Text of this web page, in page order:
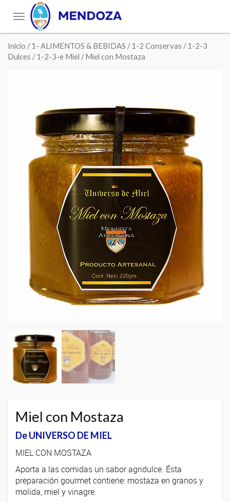
Toggle
navigation
Inicio /1- ALIMENTOS & BEBIDAS /1-2 Conservas /1-2-3
Dulces /1-2-3-e Miel / Miel con Mostaza
Miel con Mostaza
De UNIVERSO DE MIEL
MIEL CON MOSTAZA
Aporta a las comidas un sabor agridulce. Ésta
preparación gourmet contiene: mostaza en granos y
molida, miel y vinagre.